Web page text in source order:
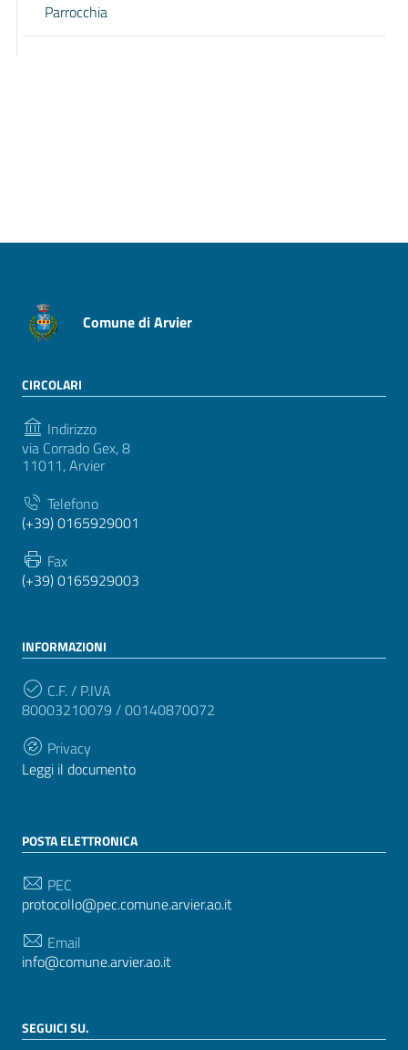
Parrocchia
Comune di Arvier
CIRCOLARI
Indirizzo
via Corrado Gex, 8
11011, Arvier
Telefono
(+39) 0165929001
Fax
(+39) 0165929003
INFORMAZIONI
C.F. / P.IVA
80003210079 / 00140870072
Privacy
Leggi il documento
POSTA ELETTRONICA
PEC
protocollo@pec.comune.arvier.ao.it
Email
info@comune.arvier.ao.it
SEGUICI SU.